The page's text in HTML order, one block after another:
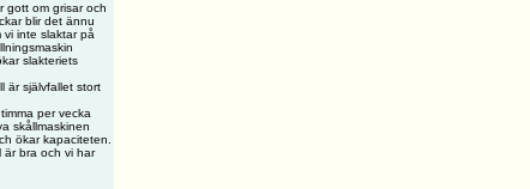
gott om grisar och
blir det ännu
vi inte slaktar på
slakteriets
är självfallet stort
per vecka
skållmaskinen
ökar kapaciteten.
är bra och vi har